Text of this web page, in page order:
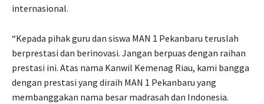
internasional.
“Kepada pihak guru dan siswa MAN 1 Pekanbaru teruslah
berprestasi dan berinovasi. Jangan berpuas dengan raihan
prestasi ini. Atas nama Kanwil Kemenag Riau, kami bangga
dengan prestasi yang diraih MAN 1 Pekanbaru yang
membanggakan nama besar madrasah dan Indonesia.